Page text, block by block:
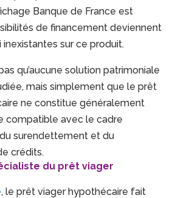
Banque de France est
de financement deviennent
inexistantes sur ce produit.
qu’aucune solution patrimoniale
mais simplement que le prêt
ne constitue généralement
compatible avec le cadre
surendettement et du
crédits.
du prêt viager
, le prêt viager hypothécaire fait